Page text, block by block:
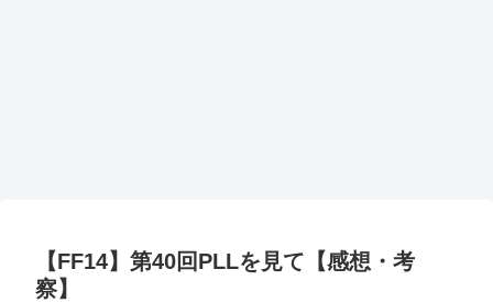
【FF14】第40回PLLを見て【感想・考
察】